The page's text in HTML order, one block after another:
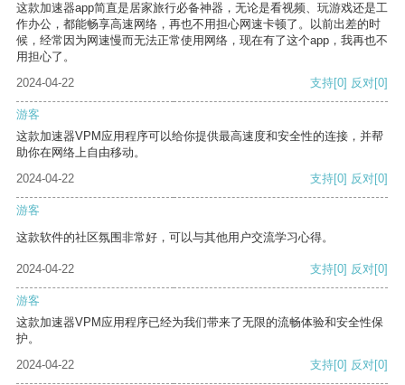
这款加速器app简直是居家旅行必备神器，无论是看视频、玩游戏还是工
作办公，都能畅享高速网络，再也不用担心网速卡顿了。以前出差的时
候，经常因为网速慢而无法正常使用网络，现在有了这个app，我再也不
用担心了。
2024-04-22
支持[0] 反对[0]
游客
这款加速器VPM应用程序可以给你提供最高速度和安全性的连接，并帮
助你在网络上自由移动。
2024-04-22
支持[0] 反对[0]
游客
这款软件的社区氛围非常好，可以与其他用户交流学习心得。
2024-04-22 支持[0] 反对[0]
游客
这款加速器VPM应用程序已经为我们带来了无限的流畅体验和安全性保
护。
2024-04-22
支持[0] 反对[0]